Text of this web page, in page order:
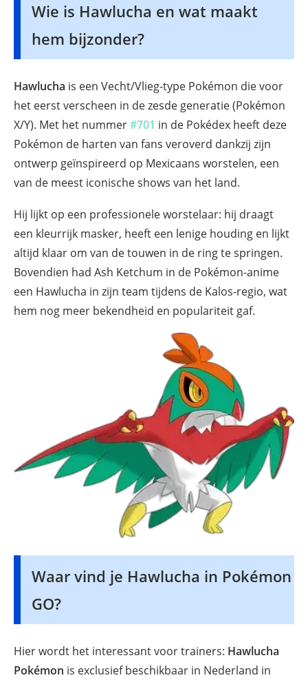
Wie is Hawlucha en wat maakt
hem bijzonder?
Hawlucha is een Vecht/Vlieg-type Pokémon die voor
het eerst verscheen in de zesde generatie (Pokémon
X/Y). Met het nummer#701 in de Pokédex heeft deze
Pokémon de harten van fans veroverd dankzij zijn
ontwerp geïnspireerd op Mexicaans worstelen, een
van de meest iconische shows van het land.
Hij lijkt op een professionele worstelaar: hij draagt
een kleurrijk masker, heeft een lenige houding en lijkt
altijd klaar om van de touwen in de ring te springen.
Bovendien had Ash Ketchum in de Pokémon-anime
een Hawlucha in zijn team tijdens de Kalos-regio, wat
hem nog meer bekendheid en populariteit gaf.
Waar vind je Hawlucha in Pokémon
GO?
Hier wordt het interessant voor trainers: Hawlucha
Pokémon is exclusief beschikbaar in Nederland in